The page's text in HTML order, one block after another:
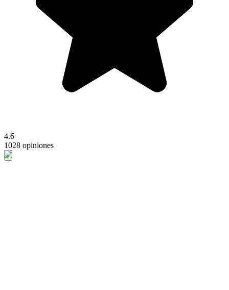
4.6
1028 opiniones